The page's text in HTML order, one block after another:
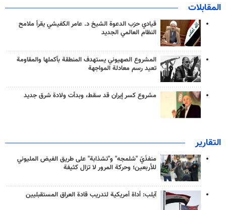
المقابلات
قيادي حزب الدعوة الشيخ د. عامر الكفيشي يقرأ ملامح
النظام العالمي الجديد
المشروع الصهيوني يستهدف المنطقة بأكملها والمقاومة
تعيد رسم معادلة المواجهة
مشروع كسر إيران قد سقط، وبدأت ولادة شرق جديد
التقارير
منفذَيّ "شلمجه" و"تشذابة" على طريق الفيض المليوني
للأربعين؛ وحركة المرور لا تزال كثيفة
آيلب: أداة أمريكية لتدريب قادة العراق المستقبليين